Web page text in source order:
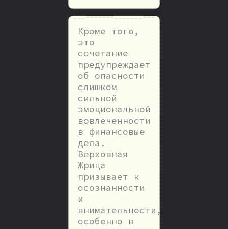
Кроме того,
это
сочетание
предупреждает
об опасности
слишком
сильной
эмоциональной
вовлеченности
в финансовые
дела.
Верховная
Жрица
призывает к
осознанности
и
внимательности,
особенно в